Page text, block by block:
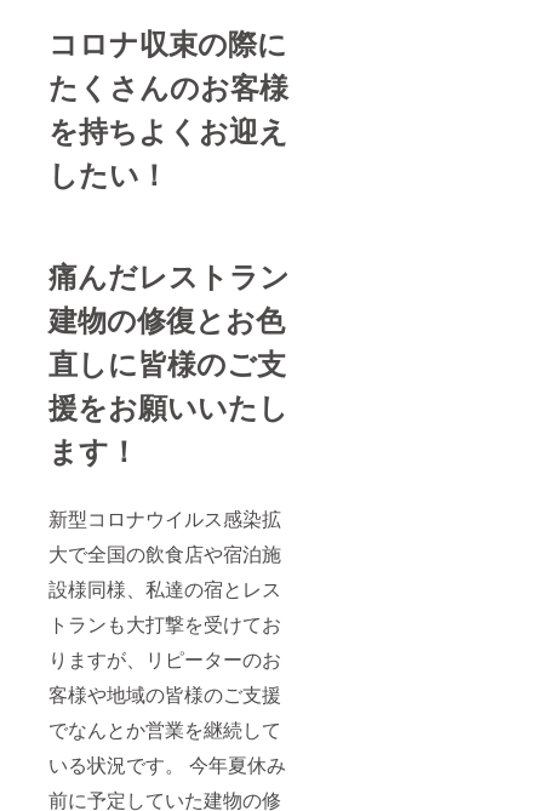
コロナ収束の際に
たくさんのお客様
を持ちよくお迎え
したい！
痛んだレストラン
建物の修復とお色
直しに皆様のご支
援をお願いいたし
ます！
新型コロナウイルス感染拡
大で全国の飲食店や宿泊施
設様同様、私達の宿とレス
トランも大打撃を受けてお
りますが、リピーターのお
客様や地域の皆様のご支援
でなんとか営業を継続して
いる状況です。 今年夏休み
前に予定していた建物の修